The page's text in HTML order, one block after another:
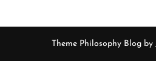
Theme Philosophy Blog by